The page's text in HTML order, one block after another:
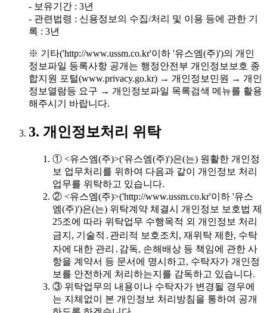
- 보유기간 : 3년
- 관련법령 : 신용정보의 수집/처리 및 이용 등에 관한 기
록 : 3년
※ 기타('http://www.ussm.co.kr'이하 '유스엠(주)')의 개인
정보파일 등록사항 공개는 행정안전부 개인정보보호 종
합지원 포털(www.privacy.go.kr) → 개인정보민원 → 개인
정보열람등 요구 → 개인정보파일 목록검색 메뉴를 활용
해주시기 바랍니다.
3. 개인정보처리 위탁
① <유스엠(주)>('유스엠(주)')은(는) 원활한 개인정
보 업무처리를 위하여 다음과 같이 개인정보 처리
업무를 위탁하고 있습니다.
② <유스엠(주)>('http://www.ussm.co.kr'이하 '유스
엠(주)')은(는) 위탁계약 체결시 개인정보 보호법 제
25조에 따라 위탁업무 수행목적 외 개인정보 처리
금지, 기술적․관리적 보호조치, 재위탁 제한, 수탁
자에 대한 관리․감독, 손해배상 등 책임에 관한 사
항을 계약서 등 문서에 명시하고, 수탁자가 개인정
보를 안전하게 처리하는지를 감독하고 있습니다.
③ 위탁업무의 내용이나 수탁자가 변경될 경우에
는 지체없이 본 개인정보 처리방침을 통하여 공개